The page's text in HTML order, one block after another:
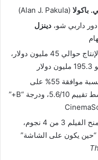
باكولا (Alan J. Pakula)
داربي شو، دينزل
الميزانية والإيرادات: تكلفة الإنتاج حوالي 45 مليون دولار،
التقييم النقدي: حصل على نسبة موافقة 55% على
Rotten Tomatoes، ومتوسط تقييم 5.6/10، ودرجة “B+”
تعليقات بارزة: روجر إيبرت منح الفيلم 3 من 4 نجوم،
“حين يكون على الشاشة”